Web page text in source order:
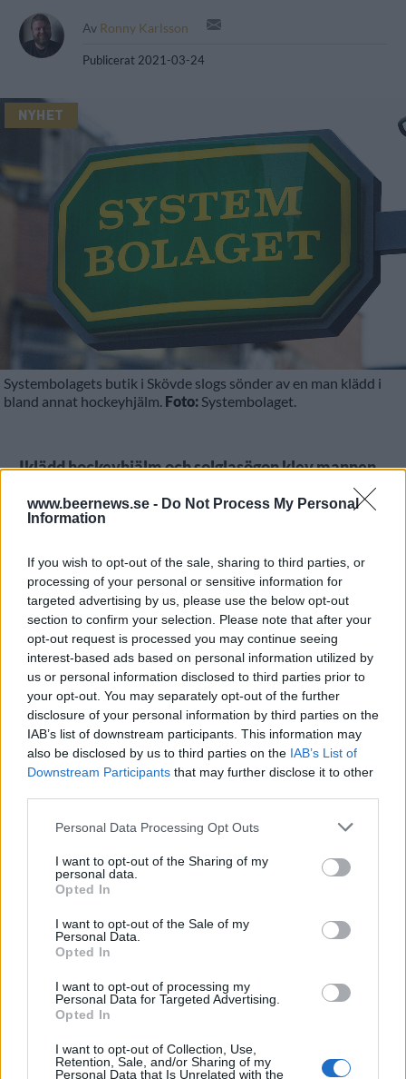
www.beernews.se - Do Not Process My Personal
Information
If you wish to opt-out of the sale, sharing to third parties, or
processing of your personal or sensitive information for
targeted advertising by us, please use the below opt-out
section to confirm your selection. Please note that after your
opt-out request is processed you may continue seeing
interest-based ads based on personal information utilized by
us or personal information disclosed to third parties prior to
your opt-out. You may separately opt-out of the further
disclosure of your personal information by third parties on the
IAB’s list of downstream participants. This information may
also be disclosed by us to third parties on the IAB’s List of
Downstream Participants that may further disclose it to other
Personal Data Processing Opt Outs
I want to opt-out of the Sharing of my
personal data.
Opted In
I want to opt-out of the Sale of my
Personal Data.
Opted In
I want to opt-out of processing my
Personal Data for Targeted Advertising.
Opted In
I want to opt-out of Collection, Use,
Retention, Sale, and/or Sharing of my
Personal Data that Is Unrelated with the
Av Ronny Karlsson
Publicerat 2021-03-24
NYHET
Systembolagets butik i Skövde slogs sönder av en man klädd i
bland annat hockeyhjälm. Foto: Systembolaget.
Iklädd hockeyhjälm och solglasögon klev mannen
in på Systembolaget. Väl där slog han sönder så
mycket han kunde med en golvmopp.
annorlunda händelsen utspelade sig på
Systembolaget på Nolhagavägen i Skövde.
En man som ska vara född på 90-talet slog så mycket
han kunde mot flaskor inne i butiken och en hel del
gick sönder. Så väl personal som andra kunder höll
sig förstås undan och ingen kom till skada.